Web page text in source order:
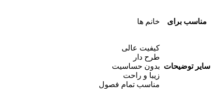
مناسب برای خانم ها
سایر توضیحات
کیفیت عالی
طرح دار
بدون حساسیت
زیبا و راحت
مناسب تمام فصول